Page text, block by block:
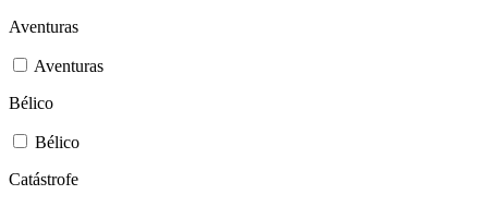
Aventuras
Aventuras
Bélico
Bélico
Catástrofe